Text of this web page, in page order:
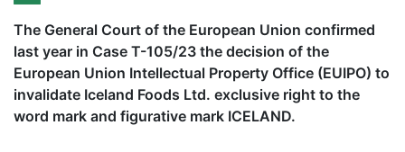
The General Court of the European Union confirmed
last year in Case T-105/23 the decision of the
European Union Intellectual Property Office (EUIPO) to
invalidate Iceland Foods Ltd. exclusive right to the
word mark and figurative mark ICELAND.